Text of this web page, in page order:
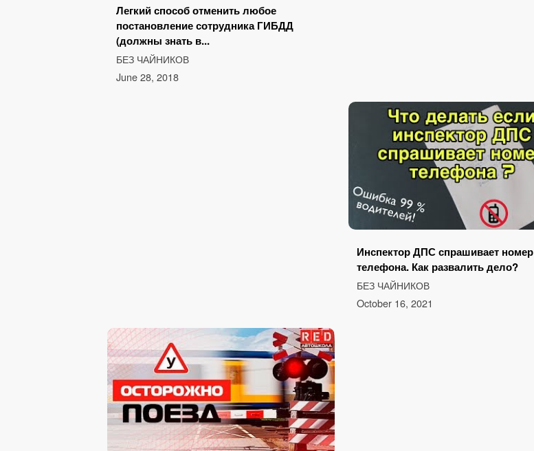
Легкий способ отменить любое
постановление сотрудника ГИБДД
(должны знать в...
БЕЗ ЧАЙНИКОВ
June 28, 2018
Инспектор ДПС спрашивает номер
телефона. Как развалить дело?
БЕЗ ЧАЙНИКОВ
October 16, 2021